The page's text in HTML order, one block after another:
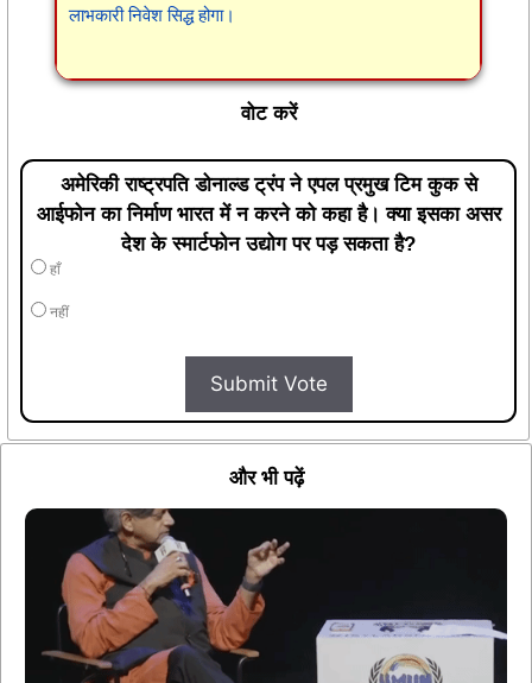
लाभकारी निवेश सिद्ध होगा।
वोट करें
अमेरिकी राष्ट्रपति डोनाल्ड ट्रंप ने एपल प्रमुख टिम कुक से
आईफोन का निर्माण भारत में न करने को कहा है। क्या इसका असर
देश के स्मार्टफोन उद्योग पर पड़ सकता है?
हाँ
नहीं
Submit Vote
और भी पढ़ें